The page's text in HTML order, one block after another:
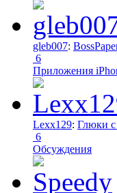
gleb007:
6
Приложения
Lexx129: Глюки с
6
Обсуждения